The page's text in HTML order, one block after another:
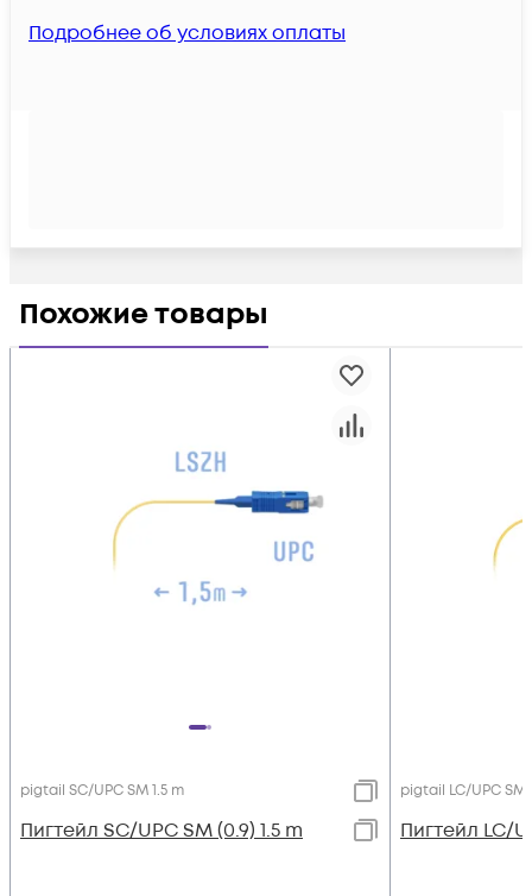
Подробнее об условиях оплаты
Похожие товары
pigtail SC/UPC SM 1.5 m
Пигтейл SC/UPC SM (0.9) 1.5 m
pigtail LC/UPC SM
Пигтейл LC/